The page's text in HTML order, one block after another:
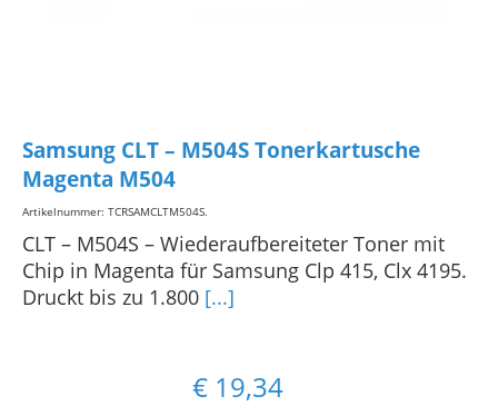
Samsung CLT – M504S Tonerkartusche
Magenta M504
Artikelnummer: TCRSAMCLTM504S.
CLT – M504S – Wiederaufbereiteter Toner mit
Chip in Magenta für Samsung Clp 415, Clx 4195.
Druckt bis zu 1.800 [...]
€ 19,34